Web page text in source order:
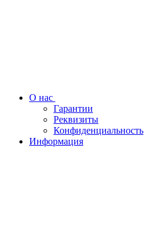
О нас
Гарантии
Реквизиты
Конфиденциальность
Информация